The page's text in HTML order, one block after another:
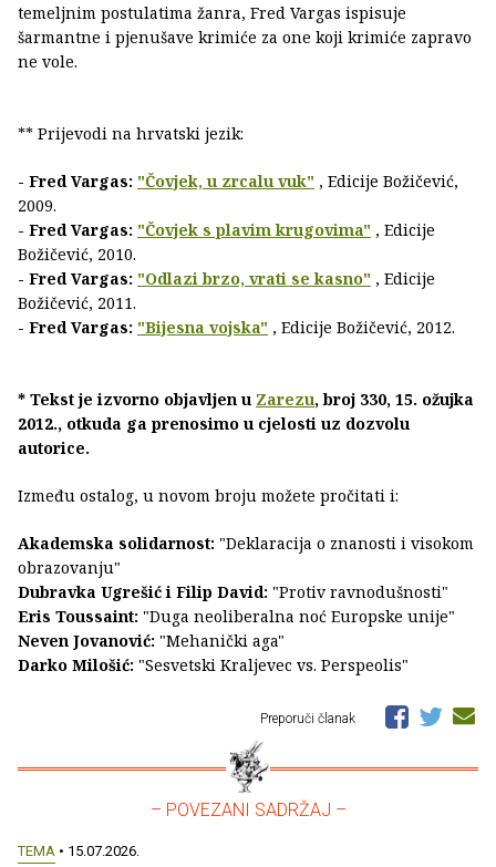
temeljnim postulatima žanra, Fred Vargas ispisuje
šarmantne i pjenušave krimiće za one koji krimiće zapravo
ne vole.
** Prijevodi na hrvatski jezik:
- Fred Vargas: "Čovjek, u zrcalu vuk" , Edicije Božičević,
2009.
- Fred Vargas: "Čovjek s plavim krugovima" , Edicije
Božičević, 2010.
- Fred Vargas: "Odlazi brzo, vrati se kasno" , Edicije
Božičević, 2011.
- Fred Vargas: "Bijesna vojska" , Edicije Božičević, 2012.
* Tekst je izvorno objavljen u Zarezu, broj 330, 15. ožujka
2012., otkuda ga prenosimo u cjelosti uz dozvolu
autorice.
Između ostalog, u novom broju možete pročitati i:
Akademska solidarnost: "Deklaracija o znanosti i visokom
obrazovanju"
Dubravka Ugrešić i Filip David: "Protiv ravnodušnosti"
Eris Toussaint: "Duga neoliberalna noć Europske unije"
Neven Jovanović: "Mehanički aga"
Darko Milošić: "Sesvetski Kraljevec vs. Perspeolis"
Preporuči članak
– POVEZANI SADRŽAJ –
TEMA • 15.07.2026.